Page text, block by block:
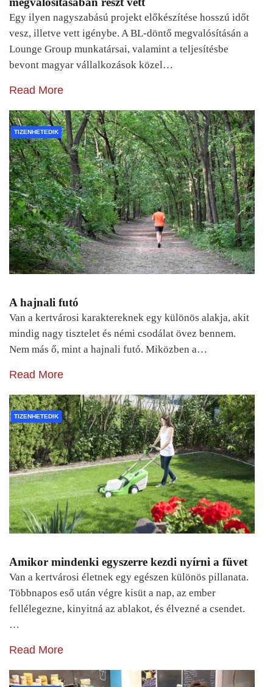
Egy ilyen nagyszabású projekt előkészítése hosszú időt
vesz, illetve vett igénybe. A BL-döntő megvalósításán a
Lounge Group munkatársai, valamint a teljesítésbe
bevont magyar vállalkozások közel…
Read More
TIZENHETEDIK
A hajnali futó
Van a kertvárosi karaktereknek egy különös alakja, akit
mindig nagy tisztelet és némi csodálat övez bennem.
Nem más ő, mint a hajnali futó. Miközben a…
Read More
TIZENHETEDIK
Amikor mindenki egyszerre kezdi nyírni a füvet
Van a kertvárosi életnek egy egészen különös pillanata.
Többnapos eső után végre kisüt a nap, az ember
fellélegezne, kinyitná az ablakot, és élvezné a csendet.
…
Read More